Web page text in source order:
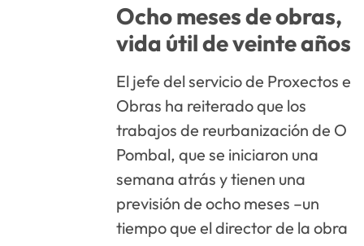
Ocho meses de obras,
vida útil de veinte años
El jefe del servicio de Proxectos e
Obras ha reiterado que los
trabajos de reurbanización de O
Pombal, que se iniciaron una
semana atrás y tienen una
previsión de ocho meses –un
tiempo que el director de la obra